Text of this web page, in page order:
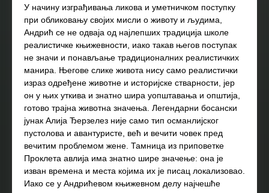
У начину изграђивања ликова и уметничком поступку
при обликовању својих мисли о животу и људима,
Андрић се не одваја од најлепших традиција школе
реалистичке књижевности, иако такав његов поступак
не значи и понављање традиционалних реалистичких
манира. Његове слике живота нису само реалистички
израз одређене животне и историјске стварности, јер
он у њих уткива и знатно шира уопштавања и општија,
готово трајна животна значења. Легендарни босански
јунак Алија Ђерзелез није само тип османлијског
пустолова и авантуристе, већ и вечити човек пред
вечитим проблемом жене. Тамница из приповетке
Проклета авлија има знатно шире значење: она је
изван времена и места којима их је писац локализовао.
Иако се у Андрићевом књижевном делу најчешће